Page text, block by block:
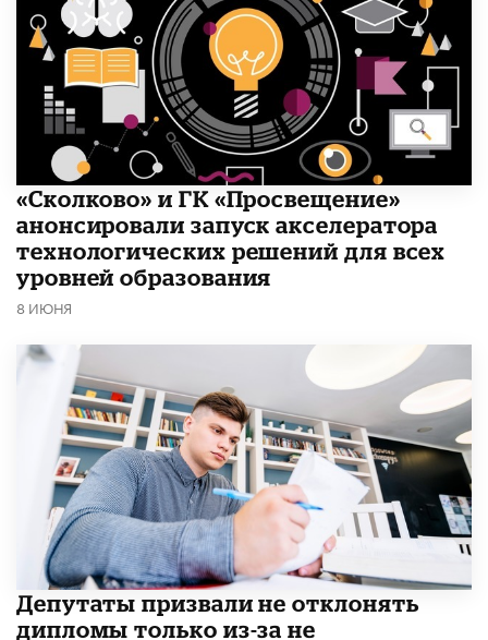
«Сколково» и ГК «Просвещение»
анонсировали запуск акселератора
технологических решений для всех
уровней образования
8 ИЮНЯ
Депутаты призвали не отклонять
дипломы только из-за не